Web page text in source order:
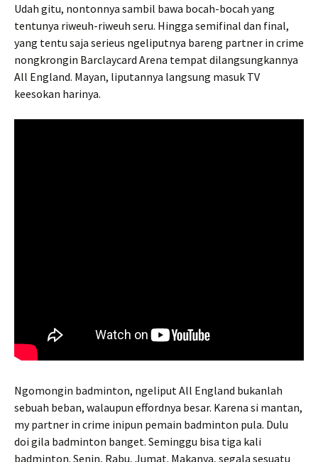
Udah gitu, nontonnya sambil bawa bocah-bocah yang
tentunya riweuh-riweuh seru. Hingga semifinal dan final,
yang tentu saja serieus ngeliputnya bareng partner in crime
nongkrongin Barclaycard Arena tempat dilangsungkannya
All England. Mayan, liputannya langsung masuk TV
keesokan harinya.
Ngomongin badminton, ngeliput All England bukanlah
sebuah beban, walaupun effordnya besar. Karena si mantan,
my partner in crime inipun pemain badminton pula. Dulu
doi gila badminton banget. Seminggu bisa tiga kali
badminton. Senin, Rabu, Jumat. Makanya, segala sesuatu